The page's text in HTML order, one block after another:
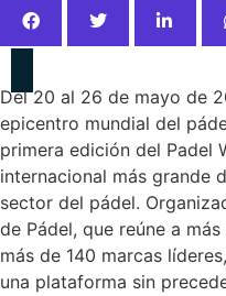
Del 20 al 26 de mayo de
epicentro mundial del
primera edición del Padel
internacional más grande
sector del pádel.
de Pádel, que reúne a
más de 140 marcas
una plataforma sin